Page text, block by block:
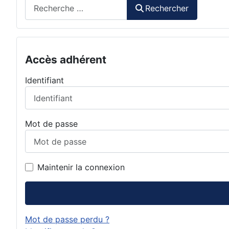
Rechercher
Accès adhérent
Identifiant
Mot de passe
Maintenir la connexion
Mot de passe perdu ?